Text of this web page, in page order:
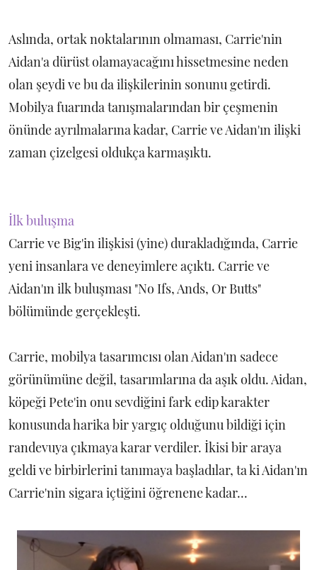
Aslında, ortak noktalarının olmaması, Carrie'nin
Aidan'a dürüst olamayacağını hissetmesine neden
olan şeydi ve bu da ilişkilerinin sonunu getirdi.
Mobilya fuarında tanışmalarından bir çeşmenin
önünde ayrılmalarına kadar, Carrie ve Aidan'ın ilişki
zaman çizelgesi oldukça karmaşıktı.
İlk buluşma
Carrie ve Big'in ilişkisi (yine) durakladığında, Carrie
yeni insanlara ve deneyimlere açıktı. Carrie ve
Aidan'ın ilk buluşması "No Ifs, Ands, Or Butts"
bölümünde gerçekleşti.
Carrie, mobilya tasarımcısı olan Aidan'ın sadece
görünümüne değil, tasarımlarına da aşık oldu. Aidan,
köpeği Pete'in onu sevdiğini fark edip karakter
konusunda harika bir yargıç olduğunu bildiği için
randevuya çıkmaya karar verdiler. İkisi bir araya
geldi ve birbirlerini tanımaya başladılar, ta ki Aidan'ın
Carrie'nin sigara içtiğini öğrenene kadar...